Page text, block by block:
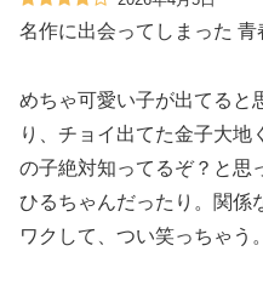
名作に出会ってしまった
めちゃ可愛い子が出てると
り、チョイ出てた金子大地
の子絶対知ってるぞ？と思
ひるちゃんだったり。関係
ワクして、つい笑っちゃう。